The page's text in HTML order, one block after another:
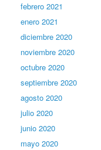
febrero 2021
enero 2021
diciembre 2020
noviembre 2020
octubre 2020
septiembre 2020
agosto 2020
julio 2020
junio 2020
mayo 2020